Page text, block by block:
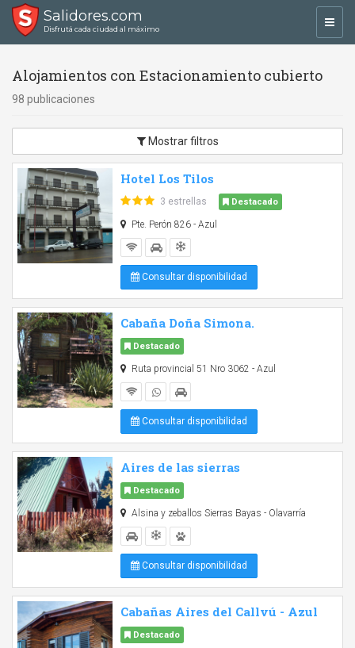
Salidores.com
Disfrutá cada ciudad al máximo
Alojamientos con Estacionamiento cubierto
98 publicaciones
Mostrar filtros
Hotel Los Tilos
3 estrellas Destacado
Pte. Perón 826 - Azul
Consultar disponibilidad
Cabaña Doña Simona.
Destacado
Ruta provincial 51 Nro 3062 - Azul
Consultar disponibilidad
Aires de las sierras
Destacado
Alsina y zeballos Sierras Bayas - Olavarría
Consultar disponibilidad
Cabañas Aires del Callvú - Azul
Destacado